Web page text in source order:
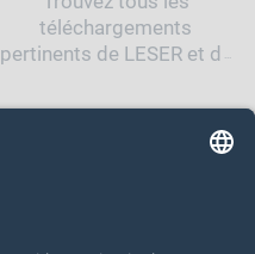
téléchargements
pertinents de LESER et de